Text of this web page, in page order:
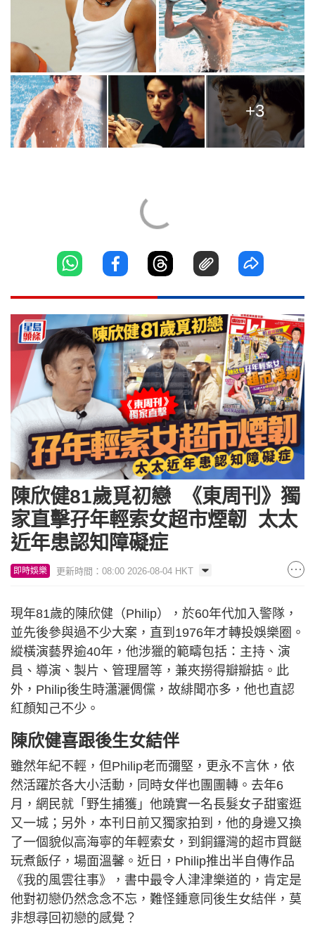
+3
陳欣健81歲覓初戀 《東周刊》獨
家直擊孖年輕索女超市煙韌 太太
近年患認知障礙症
即時娛樂 更新時間：08:00 2026-08-04 HKT
現年81歲的陳欣健（Philip），於60年代加入警隊，
並先後參與過不少大案，直到1976年才轉投娛樂圈。
縱橫演藝界逾40年，他涉獵的範疇包括：主持、演
員、導演、製片、管理層等，兼夾撈得瓣瓣掂。此
外，Philip後生時瀟灑倜儻，故緋聞亦多，他也直認
紅顏知己不少。
陳欣健喜跟後生女結伴
雖然年紀不輕，但Philip老而彌堅，更永不言休，依
然活躍於各大小活動，同時女伴也團團轉。去年6
月，網民就「野生捕獲」他蹺實一名長髮女子甜蜜逛
又一城；另外，本刊日前又獨家拍到，他的身邊又換
了一個貌似高海寧的年輕索女，到銅鑼灣的超市買餸
玩煮飯仔，場面溫馨。近日，Philip推出半自傳作品
《我的風雲往事》，書中最令人津津樂道的，肯定是
他對初戀仍然念念不忘，難怪鍾意同後生女結伴，莫
非想尋回初戀的感覺？